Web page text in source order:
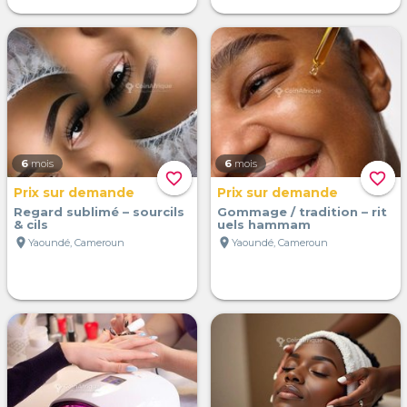
favorite_border
6 mois
Prix sur demande
Regard sublimé – sourcils
& cils
location_on Yaoundé, Cameroun
favorite_border
6 mois
Prix sur demande
Gommage / tradition – rit
uels hammam
location_on Yaoundé, Cameroun